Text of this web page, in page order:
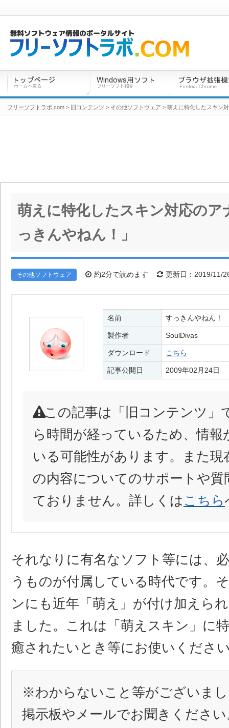
萌えに特化したスキン対応のア
っきんやねん！」
その他ソフトウェア 約2分で読めます 更新日：2019/11/
名前 すっきんやねん！
製作者 SoulDivas
ダウンロード こちら
記事公開日 2009年02月24日
この記事は「旧コンテンツ」
ら時間が経っているため、情報
いる可能性があります。また現
の内容についてのサポートや質
ておりません。詳しくは こちら
それなりに有名なソフト等には、
うものが付属している時代です。
ンにも近年「萌え」が付け加えら
ました。これは「萌えスキン」に
癒されたいとき等にお使いくださ
※わからないこと等がございま
掲示板やメールでお聞きください
フリーソフトラボ.com > 旧コンテンツ > その他ソフトウェア > 萌えに特化したスキン